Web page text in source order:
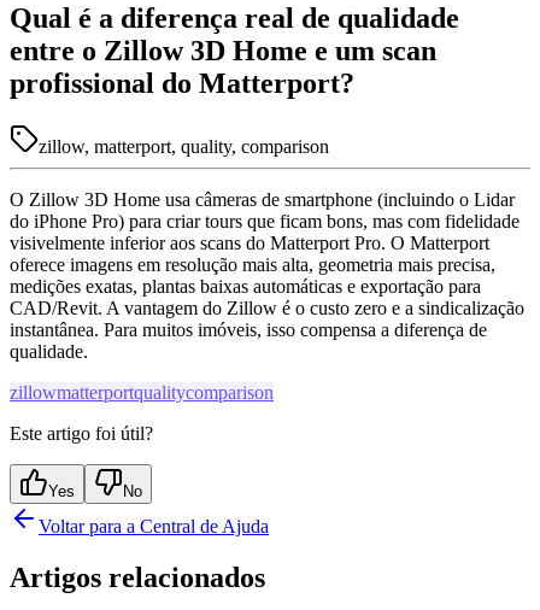
Qual é a diferença real de qualidade
entre o Zillow 3D Home e um scan
profissional do Matterport?
zillow, matterport, quality, comparison
O Zillow 3D Home usa câmeras de smartphone (incluindo o Lidar
do iPhone Pro) para criar tours que ficam bons, mas com fidelidade
visivelmente inferior aos scans do Matterport Pro. O Matterport
oferece imagens em resolução mais alta, geometria mais precisa,
medições exatas, plantas baixas automáticas e exportação para
CAD/Revit. A vantagem do Zillow é o custo zero e a sindicalização
instantânea. Para muitos imóveis, isso compensa a diferença de
qualidade.
zillowmatterportqualitycomparison
Este artigo foi útil?
Yes No
Voltar para a Central de Ajuda
Artigos relacionados